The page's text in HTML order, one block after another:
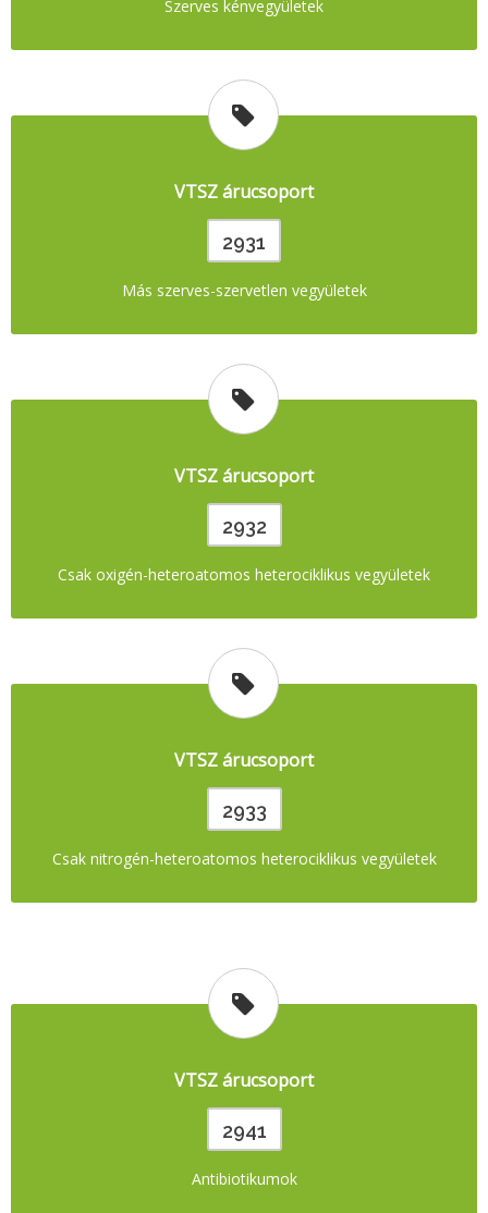
Szerves kénvegyületek
VTSZ árucsoport
2931
Más szerves-szervetlen vegyületek
VTSZ árucsoport
2932
Csak oxigén-heteroatomos heterociklikus vegyületek
VTSZ árucsoport
2933
Csak nitrogén-heteroatomos heterociklikus vegyületek
VTSZ árucsoport
2941
Antibiotikumok